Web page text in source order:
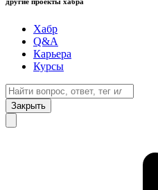
Хабр
Q&A
Карьера
Курсы
Закрыть